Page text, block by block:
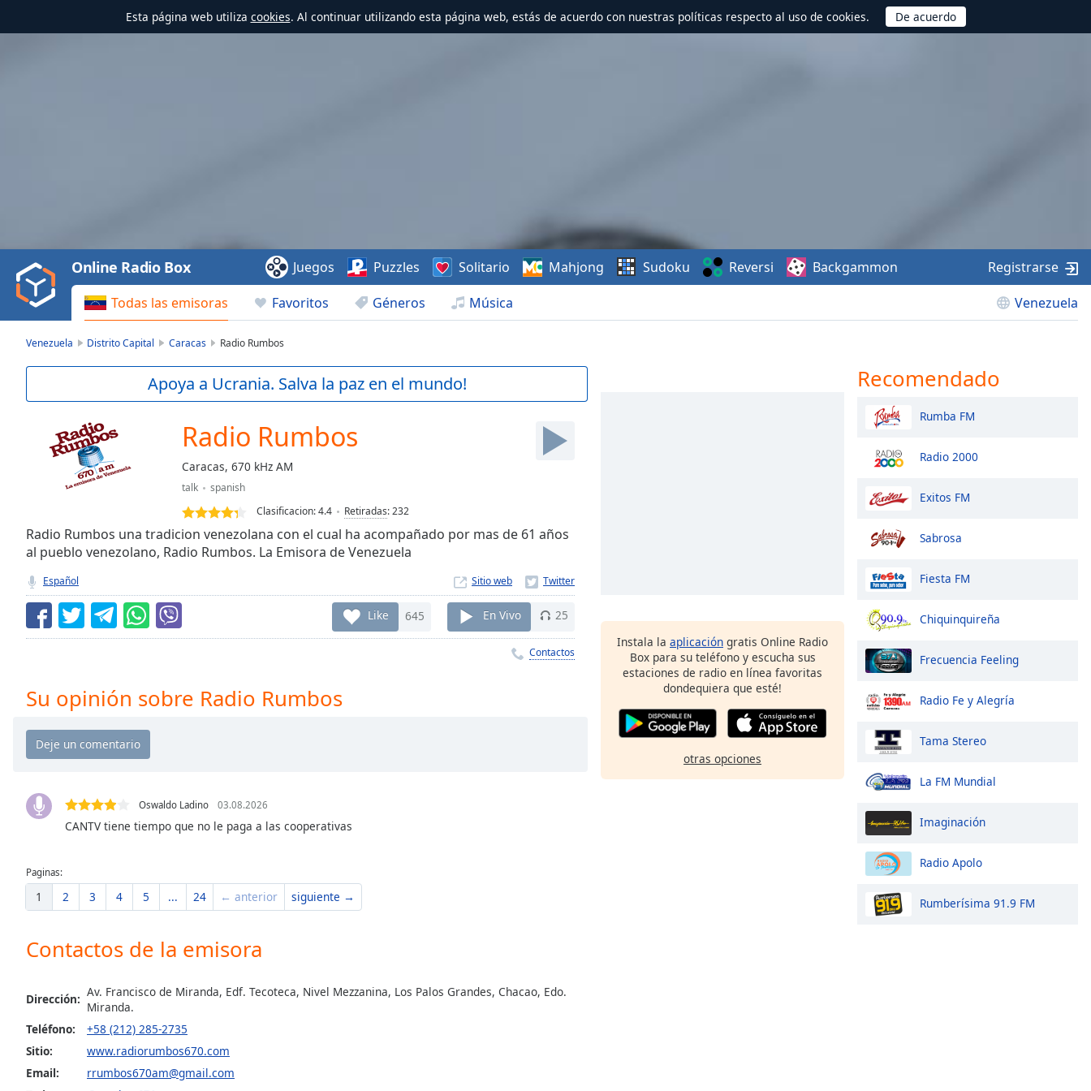
Esta página web utiliza cookies. Al continuar utilizando esta página web, estás de acuerdo con nuestras políticas respecto al uso de cookies.
Video
Play
Backward
Skip
Current
Seek to
currently
LIVE
Remaining
Rate
Chapters
Chapters
Descriptions
descriptions
Subtitles
settings
opens
settings
subtitles
off,
selected
Todas las emisoras Favoritos Géneros Música Venezuela
Online Radio Box Juegos Puzzles Solitario Mahjong Sudoku Reversi Backgammon Registrarse
Venezuela Distrito Capital Caracas Radio Rumbos
Apoya a Ucrania. Salva la paz en el mundo!
Radio Rumbos
Caracas, 670 kHz AM
talk
spanish
Clasificacion:4.4 Retiradas:232
Radio Rumbos una tradicion venezolana con el cual ha acompañado por mas de 61 años
al pueblo venezolano, Radio Rumbos. La Emisora de Venezuela
Español Sitio web
Like 645 En Vivo 25
Contactos
Su opinión sobre Radio Rumbos
Oswaldo Ladino 03.08.2026
CANTV tiene tiempo que no le paga a las cooperativas
Paginas:
1 2 3 4 5 ... 24 ← anterior siguiente →
Contactos de la emisora
Dirección: Av. Francisco de Miranda, Edf. Tecoteca, Nivel Mezzanina, Los Palos Grandes, Chacao, Edo.
Miranda.
Teléfono:
+58 (212) 285-2735
Sitio:
www.radiorumbos670.com
Email:
rrumbos670am@gmail.com
Instala la aplicación gratis Online Radio
Box para su teléfono y escucha sus
estaciones de radio en línea favoritas
dondequiera que esté!
otras opciones
Recomendado
Rumba FM
Radio 2000
Exitos FM
Sabrosa
Fiesta FM
Chiquinquireña
Frecuencia Feeling
Radio Fe y Alegría
Tama Stereo
La FM Mundial
Imaginación
Radio Apolo
Rumberísima 91.9 FM